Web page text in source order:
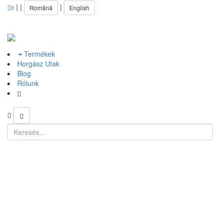
0 | | Română | English
Termékek
Horgász Utak
Blog
Rólunk